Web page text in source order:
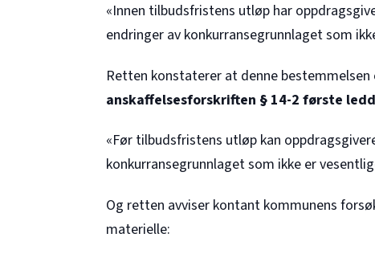
«Innen tilbudsfristens utløp har
endringer av konkurransegrunnlaget som
Retten konstaterer at denne
anskaffelsesforskriften § 14-2 første ledd
«Før tilbudsfristens utløp kan
konkurransegrunnlaget som ikke er
Og retten avviser kontant kommunens
materielle: